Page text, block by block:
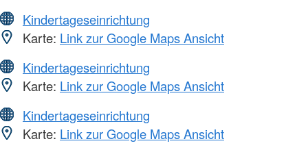
Kindertageseinrichtung
Karte: Link zur Google Maps Ansicht
Kindertageseinrichtung
Karte: Link zur Google Maps Ansicht
Kindertageseinrichtung
Karte: Link zur Google Maps Ansicht